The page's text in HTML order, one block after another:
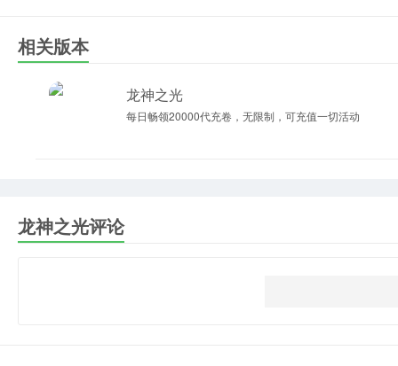
相关版本
龙神之光
每日畅领20000代充卷，无限制，可充值一切活动
龙神之光评论